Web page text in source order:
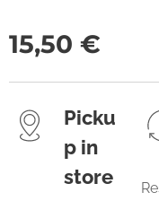
15,50 €
Picku
p in
store